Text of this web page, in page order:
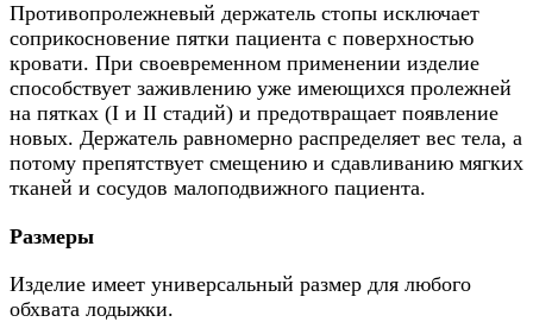
Противопролежневый держатель стопы исключает
соприкосновение пятки пациента с поверхностью
кровати. При своевременном применении изделие
способствует заживлению уже имеющихся пролежней
на пятках (I и II стадий) и предотвращает появление
новых. Держатель равномерно распределяет вес тела, а
потому препятствует смещению и сдавливанию мягких
тканей и сосудов малоподвижного пациента.
Размеры
Изделие имеет универсальный размер для любого
обхвата лодыжки.